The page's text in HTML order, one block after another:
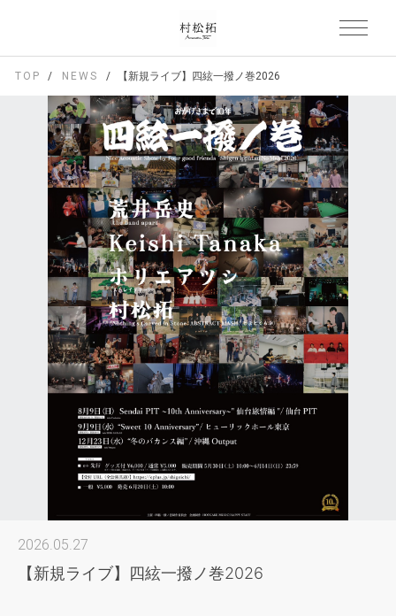
TOP NEWS 【新規ライブ】四絃一撥ノ巻2026
2026.05.27
【新規ライブ】四絃一撥ノ巻2026